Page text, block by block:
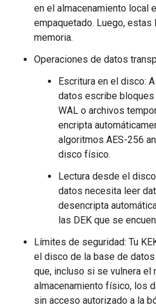
en el almacenamiento local
empaquetado. Luego, estas
memoria.
Operaciones de datos
Escritura en el disco:
datos escribe
WAL o archivos
encripta
algoritmos AES-256
disco físico.
Lectura desde el
datos necesita leer
desencripta
las DEK que se
Límites de seguridad: Tu
el disco de la base de
que, incluso si se vulnera el
almacenamiento físico, los
sin acceso autorizado a la